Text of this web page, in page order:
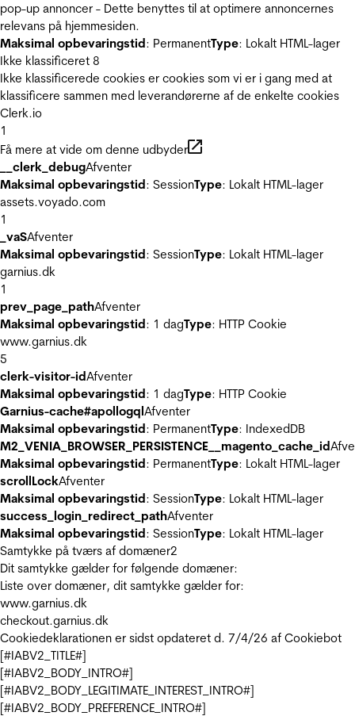
pop-up annoncer - Dette benyttes til at optimere annoncernes
relevans på hjemmesiden.
Maksimal opbevaringstid: PermanentType: Lokalt HTML-lager
Ikke klassificeret 8
Ikke klassificerede cookies er cookies som vi er i gang med at
klassificere sammen med leverandørerne af de enkelte cookies
Clerk.io
1
Få mere at vide om denne udbyder
__clerk_debugAfventer
Maksimal opbevaringstid: SessionType: Lokalt HTML-lager
assets.voyado.com
1
_vaSAfventer
Maksimal opbevaringstid: SessionType: Lokalt HTML-lager
garnius.dk
1
prev_page_pathAfventer
Maksimal opbevaringstid: 1 dagType: HTTP Cookie
www.garnius.dk
5
clerk-visitor-idAfventer
Maksimal opbevaringstid: 1 dagType: HTTP Cookie
Garnius-cache#apollogqlAfventer
Maksimal opbevaringstid: PermanentType: IndexedDB
M2_VENIA_BROWSER_PERSISTENCE__magento_cache_id
Maksimal opbevaringstid: PermanentType: Lokalt HTML-lager
scrollLockAfventer
Maksimal opbevaringstid: SessionType: Lokalt HTML-lager
success_login_redirect_pathAfventer
Maksimal opbevaringstid: SessionType: Lokalt HTML-lager
Samtykke på tværs af domæner2
Dit samtykke gælder for følgende domæner:
Liste over domæner, dit samtykke gælder for:
www.garnius.dk
checkout.garnius.dk
Cookiedeklarationen er sidst opdateret d. 7/4/26 af Cookiebot
[#IABV2_TITLE#]
[#IABV2_BODY_INTRO#]
[#IABV2_BODY_LEGITIMATE_INTEREST_INTRO#]
[#IABV2_BODY_PREFERENCE_INTRO#]